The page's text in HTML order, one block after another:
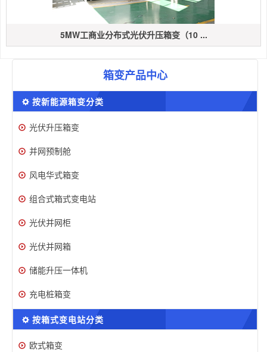
5MW工商业分布式光伏升压箱变（10 ...
箱变产品中心
按新能源箱变分类
光伏升压箱变
并网预制舱
风电华式箱变
组合式箱式变电站
光伏并网柜
光伏并网箱
储能升压一体机
充电桩箱变
按箱式变电站分类
欧式箱变